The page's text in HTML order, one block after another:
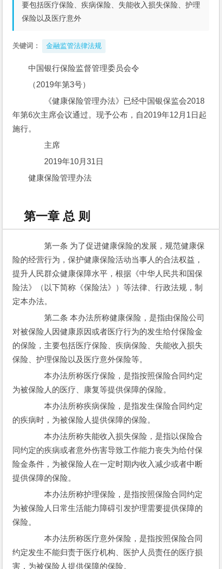
要包括医疗保险、疾病保险、失能收入损失保险、护理
保险以及医疗意外
关键词： 金融监管法律法规
中国银行保险监督管理委员会令
（2019年第3号）
《健康保险管理办法》已经中国银保监会2018
年第6次主席会议通过。现予公布，自2019年12月1日起
施行。
主席
2019年10月31日
健康保险管理办法
第一章 总 则
第一条 为了促进健康保险的发展，规范健康保
险的经营行为，保护健康保险活动当事人的合法权益，
提升人民群众健康保障水平，根据《中华人民共和国保
险法》（以下简称《保险法》）等法律、行政法规，制
定本办法。
第二条 本办法所称健康保险，是指由保险公司
对被保险人因健康原因或者医疗行为的发生给付保险金
的保险，主要包括医疗保险、疾病保险、失能收入损失
保险、护理保险以及医疗意外保险等。
本办法所称医疗保险，是指按照保险合同约定
为被保险人的医疗、康复等提供保障的保险。
本办法所称疾病保险，是指发生保险合同约定
的疾病时，为被保险人提供保障的保险。
本办法所称失能收入损失保险，是指以保险合
同约定的疾病或者意外伤害导致工作能力丧失为给付保
险金条件，为被保险人在一定时期内收入减少或者中断
提供保障的保险。
本办法所称护理保险，是指按照保险合同约定
为被保险人日常生活能力障碍引发护理需要提供保障的
保险。
本办法所称医疗意外保险，是指按照保险合同
约定发生不能归责于医疗机构、医护人员责任的医疗损
害，为被保险人提供保障的保险。